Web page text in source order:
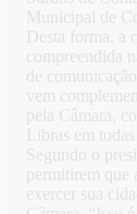
Municipal de
Desta forma, a
compreendida
de
vem
pela Câmara,
Libras em
Segundo o
permitirem que
exercer sua